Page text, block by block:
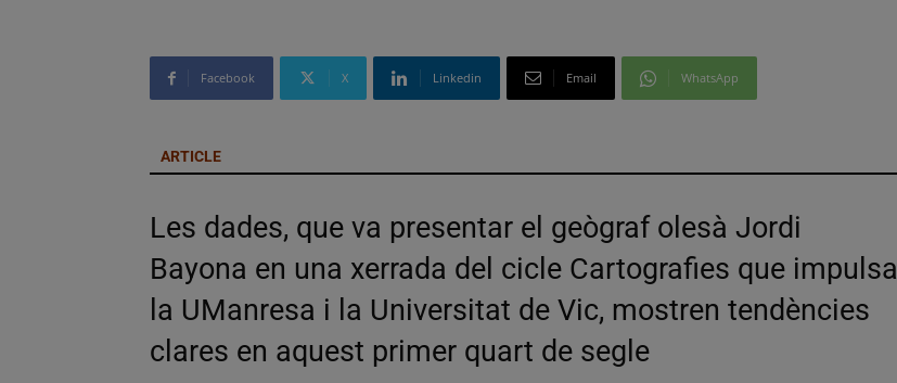
Facebook X Linkedin Email WhatsApp
ARTICLE
Les dades, que va presentar el geògraf olesà Jordi
Bayona en una xerrada del cicle Cartografies que impulsa
la UManresa i la Universitat de Vic, mostren tendències
clares en aquest primer quart de segle